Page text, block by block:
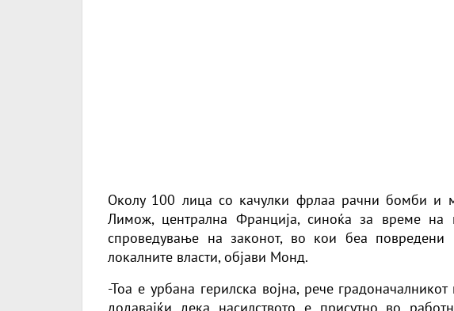
Околу 100 лица со качулки фрлаа рачни бомби и
Лимож, централна Франција, синоќа за време на
спроведување на законот, во кои беа повредени
локалните власти, објави Монд.
-Тоа е урбана герилска војна, рече
додавајќи дека насилството е присутно во